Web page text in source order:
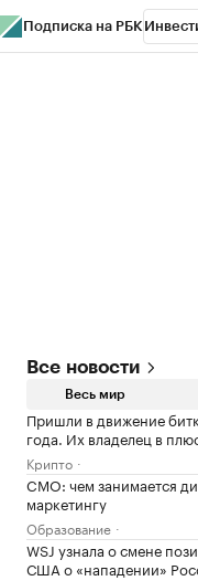
Подписка на РБК
Все новости
Весь мир
Пришли в движение
года. Их владелец в
Крипто
CMO: чем занимается
маркетингу
Образование
WSJ узнала о смене
США о «нападении»